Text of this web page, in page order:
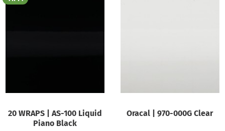
20 WRAPS | AS-100 Liquid
Piano Black
Oracal | 970-000G Clear